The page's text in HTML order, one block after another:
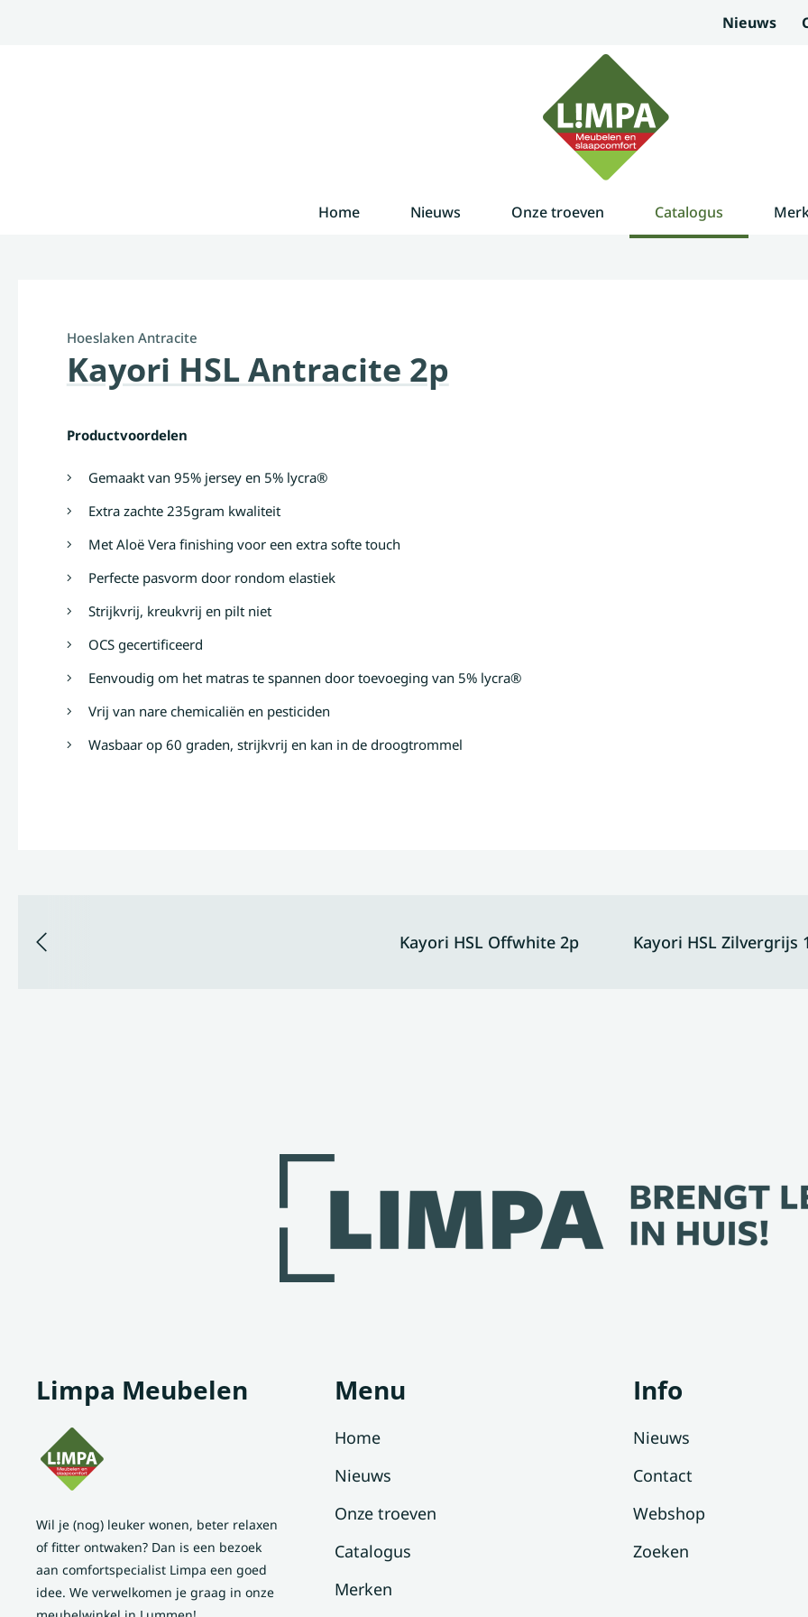
Nieuws
Home Nieuws Onze troeven Catalogus
Hoeslaken Antracite
Kayori HSL Antracite 2p
Productvoordelen
Gemaakt van 95% jersey en 5% lycra®
Extra zachte 235gram kwaliteit
Met Aloë Vera finishing voor een extra softe touch
Perfecte pasvorm door rondom elastiek
Strijkvrij, kreukvrij en pilt niet
OCS gecertificeerd
Eenvoudig om het matras te spannen door toevoeging van 5% lycra®
Vrij van nare chemicaliën en pesticiden
Wasbaar op 60 graden, strijkvrij en kan in de droogtrommel
Kayori HSL Offwhite 2p Kayori HSL Zilvergrijs
Limpa Meubelen
Wil je (nog) leuker wonen, beter relaxen
of fitter ontwaken? Dan is een bezoek
aan comfortspecialist Limpa een goed
idee. We verwelkomen je graag in onze
Menu
Home
Nieuws
Onze troeven
Catalogus
Merken
Info
Nieuws
Contact
Webshop
Zoeken